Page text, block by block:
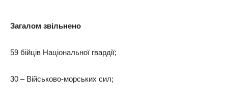
Загалом звільнено
59 бійців Національної гвардії;
30 – Військово-морських сил;